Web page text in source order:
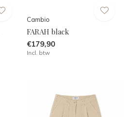
Cambio
FARAH black
€179,90
Incl. btw